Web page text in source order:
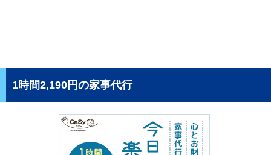
1時間2,190円の家事代行